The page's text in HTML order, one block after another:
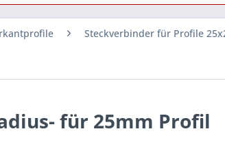
Steckverbinder für Profile
für 25mm Profil